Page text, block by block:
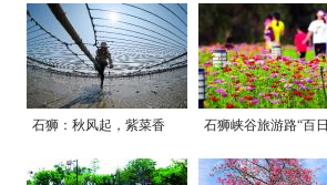
石狮：秋风起，紫菜香 石狮峡谷旅游路“百日
草”争相斗艳